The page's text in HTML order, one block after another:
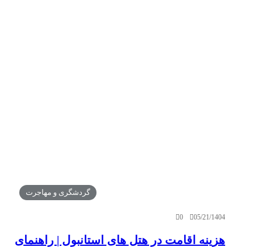
گردشگری و مهاجرت
05/21/1404
0
هزینه اقامت در هتل های استانبول | راهنمای